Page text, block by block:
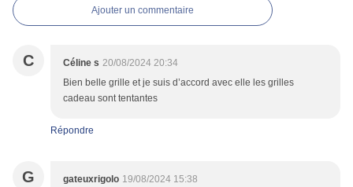
Ajouter un commentaire
C Céline s 20/08/2024 20:34
Bien belle grille et je suis d’accord avec elle les grilles
cadeau sont tentantes
Répondre
G gateuxrigolo 19/08/2024 15:38